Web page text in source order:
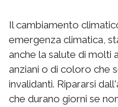
Il cambiamento
emergenza climatica,
anche la salute di molti
anziani o di coloro che
invalidanti. Ripararsi
che durano giorni se